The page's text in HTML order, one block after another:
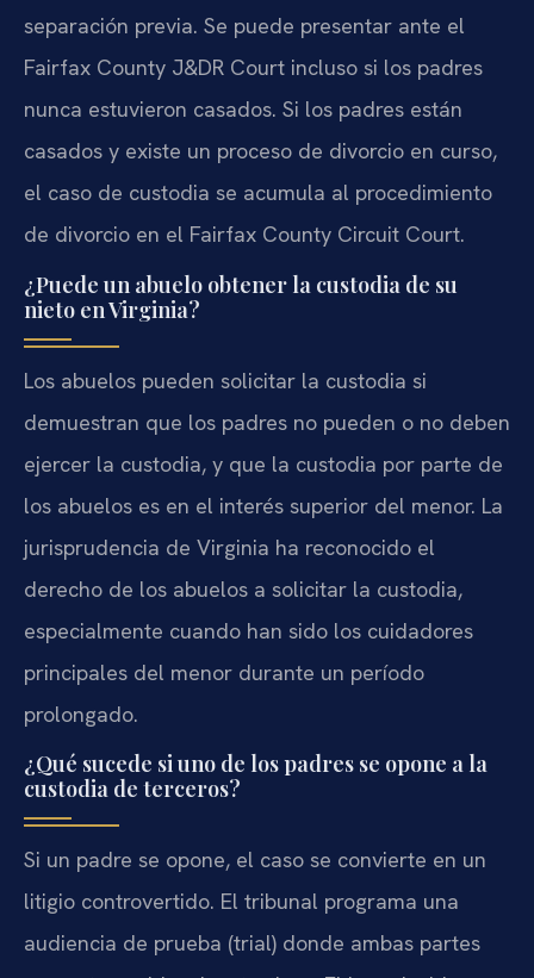
separación previa. Se puede presentar ante el
Fairfax County J&DR Court incluso si los padres
nunca estuvieron casados. Si los padres están
casados y existe un proceso de divorcio en curso,
el caso de custodia se acumula al procedimiento
de divorcio en el Fairfax County Circuit Court.
¿Puede un abuelo obtener la custodia de su
nieto en Virginia?
Los abuelos pueden solicitar la custodia si
demuestran que los padres no pueden o no deben
ejercer la custodia, y que la custodia por parte de
los abuelos es en el interés superior del menor. La
jurisprudencia de Virginia ha reconocido el
derecho de los abuelos a solicitar la custodia,
especialmente cuando han sido los cuidadores
principales del menor durante un período
prolongado.
¿Qué sucede si uno de los padres se opone a la
custodia de terceros?
Si un padre se opone, el caso se convierte en un
litigio controvertido. El tribunal programa una
audiencia de prueba (trial) donde ambas partes